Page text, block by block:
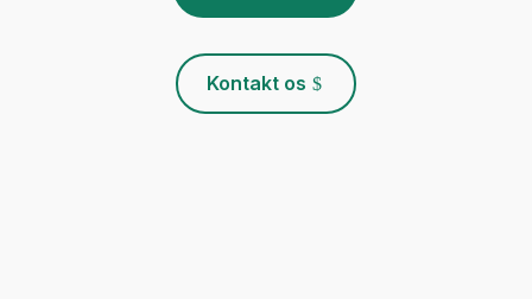
Kontakt os